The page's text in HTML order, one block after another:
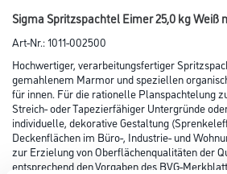
Sigma Spritzspachtel Eimer 25,0 kg Weiß
Art-Nr.:1011-002500
Hochwertiger, verarbeitungsfertiger
gemahlenem Marmor und speziellen
für innen. Für die rationelle Planspachtelung
Streich- oder Tapezierfähiger Untergründe
individuelle, dekorative Gestaltung
Deckenflächen im Büro-, Industrie- und
zur Erzielung von Oberflächenqualitäten der
entsprechend den Vorgaben des BVG-